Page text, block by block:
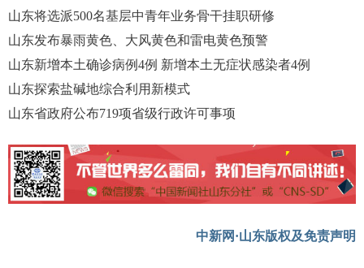
山东将选派500名基层中青年业务骨干挂职研修
山东发布暴雨黄色、大风黄色和雷电黄色预警
山东新增本土确诊病例4例 新增本土无症状感染者4例
山东探索盐碱地综合利用新模式
山东省政府公布719项省级行政许可事项
中新网·山东版权及免责声明